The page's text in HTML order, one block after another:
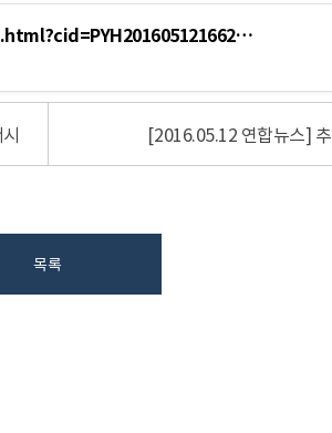
[2016.05.12 연합뉴스]
목록